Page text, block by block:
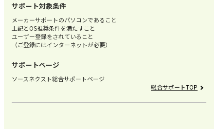
サポート対象条件
メーカーサポートのパソコンであること
上記とOS推奨条件を満たすこと
ユーザー登録をされていること
（ご登録にはインターネットが必要）
サポートページ
ソースネクスト総合サポートページ
総合サポートTOP